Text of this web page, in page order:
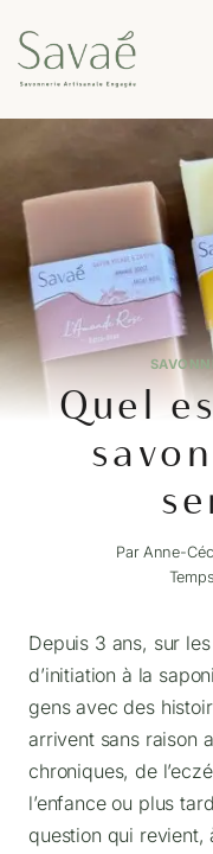
au
contenu
Quel
Par Anne-
Depuis 3 ans, sur
d’initiation à la
gens avec des
arrivent sans raison
chroniques, de
l’enfance ou plus
question qui revient,